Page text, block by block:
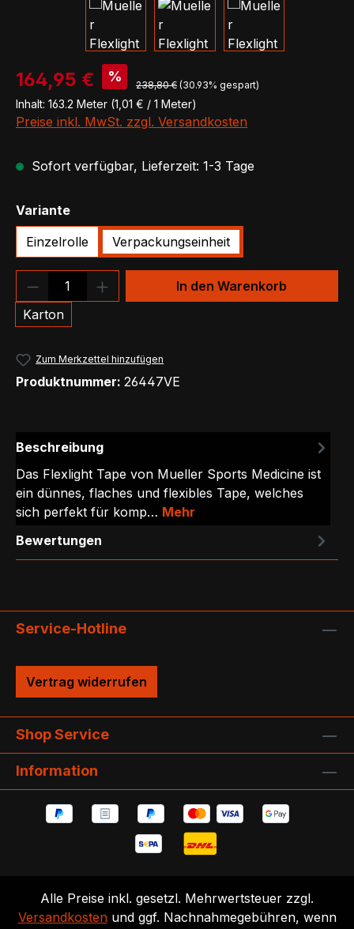
Verkaufspreis:
164,95 € % Regulärer Preis:
238,80 € (30.93% gespart)
Inhalt: 163.2 Meter (1,01 € / 1 Meter)
Preise inkl. MwSt. zzgl. Versandkosten
Sofort verfügbar, Lieferzeit: 1-3 Tage
Varianteauswählen
Einzelrolle Verpackungseinheit
Produkt Anzahl: Gib den
Karton
In den Warenkorb
Zum Merkzettel hinzufügen
Produktnummer: 26447VE
Beschreibung
Das Flexlight Tape von Mueller Sports Medicine ist
ein dünnes, flaches und flexibles Tape, welches
sich perfekt für komp… Mehr
Bewertungen
Service-Hotline
Vertrag widerrufen
Shop Service
Information
Alle Preise inkl. gesetzl. Mehrwertsteuer zzgl.
Versandkosten und ggf. Nachnahmegebühren, wenn